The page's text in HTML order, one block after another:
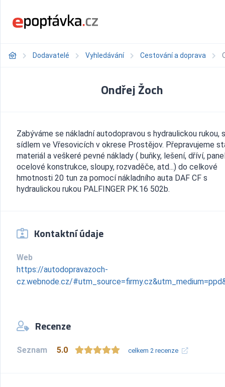
Dodavatelé Vyhledávání Cestování a doprava
Ondřej Žoch
Zabýváme se nákladní autodopravou s hydraulickou rukou,
sídlem ve Vřesovicích v okrese Prostějov. Přepravujeme
materiál a veškeré pevné náklady ( buňky, lešení, dříví,
ocelové konstrukce, sloupy, rozvaděče, atd...) do celkové
hmotnosti 20 tun za pomocí nákladního auta DAF CF s
hydraulickou rukou PALFINGER PK.16 502b.
Kontaktní údaje
Web
https://autodopravazoch-
cz.webnode.cz/
Recenze
Seznam 5.0 celkem 2 recenze